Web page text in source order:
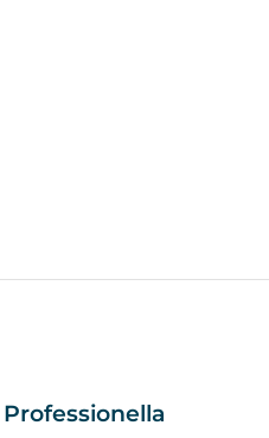
Professionella